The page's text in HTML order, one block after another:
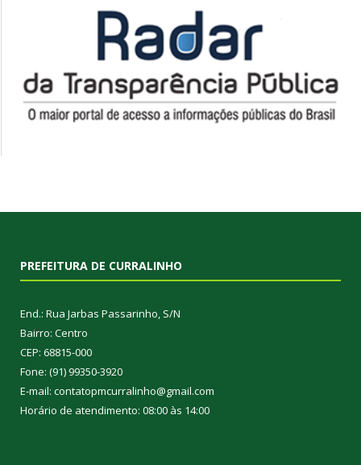
PREFEITURA DE CURRALINHO
End.: Rua Jarbas Passarinho, S/N
Bairro: Centro
CEP: 68815-000
Fone: (91) 99350-3920
E-mail: contatopmcurralinho@gmail.com
Horário de atendimento: 08:00 às 14:00